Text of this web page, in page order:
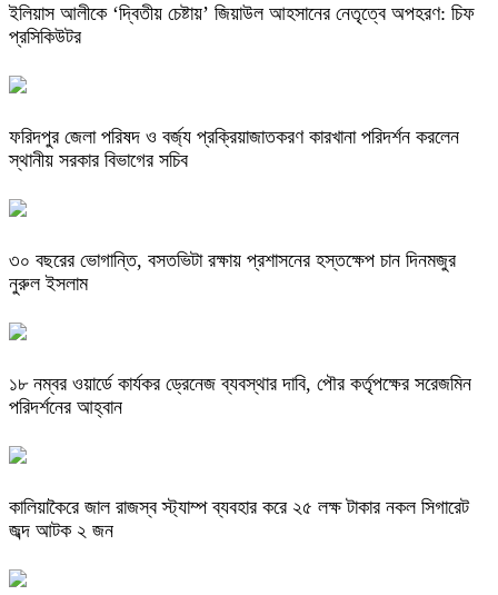
ইলিয়াস আলীকে ‘দ্বিতীয় চেষ্টায়’ জিয়াউল আহসানের নেতৃত্বে অপহরণ: চিফ
প্রসিকিউটর
ফরিদপুর জেলা পরিষদ ও বর্জ্য প্রক্রিয়াজাতকরণ কারখানা পরিদর্শন করলেন
স্থানীয় সরকার বিভাগের সচিব
৩০ বছরের ভোগান্তি, বসতভিটা রক্ষায় প্রশাসনের হস্তক্ষেপ চান দিনমজুর
নুরুল ইসলাম
১৮ নম্বর ওয়ার্ডে কার্যকর ড্রেনেজ ব্যবস্থার দাবি, পৌর কর্তৃপক্ষের সরেজমিন
পরিদর্শনের আহ্বান
কালিয়াকৈরে জাল রাজস্ব স্ট্যাম্প ব্যবহার করে ২৫ লক্ষ টাকার নকল সিগারেট
জব্দ আটক ২ জন